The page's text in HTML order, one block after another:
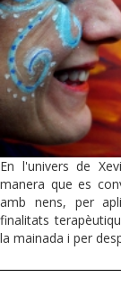
En l'univers de
manera que es
amb nens, per
finalitats
la mainada i per